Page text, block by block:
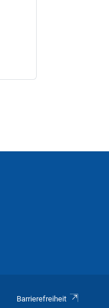
Barrierefreiheit